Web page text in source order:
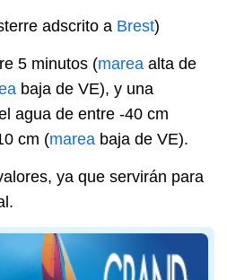
adscrito a Brest)
5 minutos (marea alta de
baja de VE), y una
agua de entre -40 cm
cm (marea baja de VE).
ya que servirán para